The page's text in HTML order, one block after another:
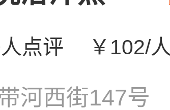
点评 ￥102/人
河西街147号